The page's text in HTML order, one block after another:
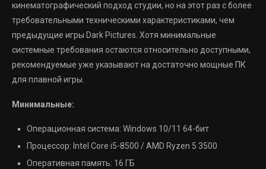
кинематографический подход студии, но на этот раз с более
требовательными техническими характеристиками, чем
предыдущие игры Dark Pictures. Хотя минимальные
системные требования остаются относительно доступными,
рекомендуемые уже указывают на достаточно мощные ПК
для плавной игры.
Минимальные:
Операционная система: Windows 10/11 64-бит
Процессор: Intel Core i5-8500 / AMD Ryzen 5 3500
Оперативная память: 16 ГБ